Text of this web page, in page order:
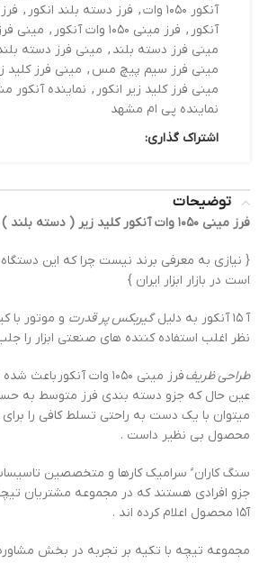
آنکور ۱۰۵۰ وات
, فرز دسته بلند انکور ,
آنکور , فرز مینی ۱۰۵۰ وات آنکور , مینی فرز آ۱۵
مینی فرز دسته بلند , مینی فرز دسته
مینی فرز سیم پیچ مس , مینی فرز کلید
مینی فرز کلید زیر انکور , نماینده آنکور
نماینده پی ام مشهد
اشتراک گذاری:
توضیحات
فرز مینی ۱۰۵۰ وات آنکور کلید زیر ( دسته بلند ) A15
{ نیازی به معرفی برند نیست چرا که این
است در بازار ابزار ایران }
آ ۱۵ آنکور به دلیل گیربکس پر قدرت و موتور با
نظر اغلب استفاده کننده های صنعتی ابزار را
طراحی ظریف
فرز مینی ۱۰۵۰ وات آنکور
عین حال که جزو دسته بندی فرز متوسط به
میتوان با یک دست به راحتی تسلط کافی را
محصول بی نظیر داست .
سنگ کاران ُ سرامیک کارها و متخصصین
جزو افرادی هستند که در مجموعه مشتریان
آ۱۵ محصول اعلام کرده اند .
مجموعه تیچه با تکیه بر تجربه در بخش